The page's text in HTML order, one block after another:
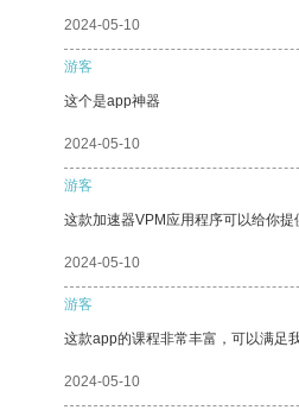
2024-05-10
游客
这个是app神器
2024-05-10
游客
这款加速器VPM应用程序可以给你提
2024-05-10
游客
这款app的课程非常丰富，可以满足
2024-05-10